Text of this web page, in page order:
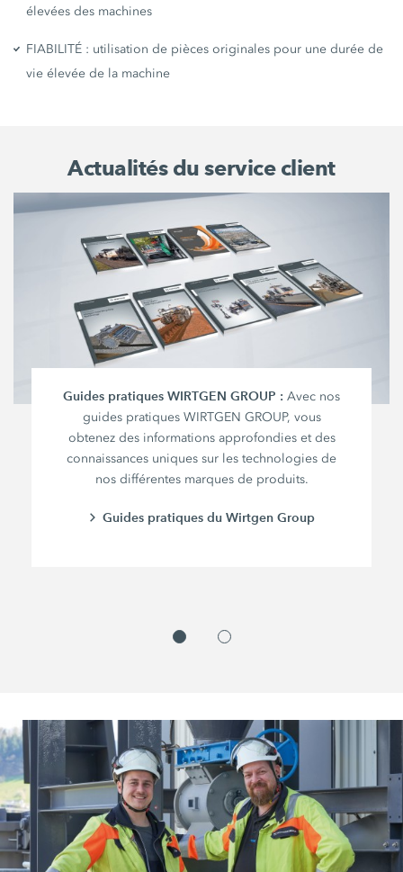
élevées des machines
FIABILITÉ : utilisation de pièces originales pour une durée de
vie élevée de la machine
Actualités du service client
Guides pratiques WIRTGEN GROUP : Avec nos
guides pratiques WIRTGEN GROUP, vous
obtenez des informations approfondies et des
connaissances uniques sur les technologies de
nos différentes marques de produits.
Guides pratiques du Wirtgen Group